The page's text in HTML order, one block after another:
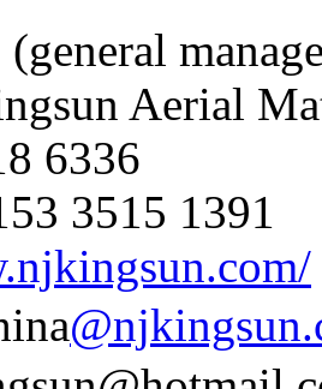
Aerial
6336
3515 1391